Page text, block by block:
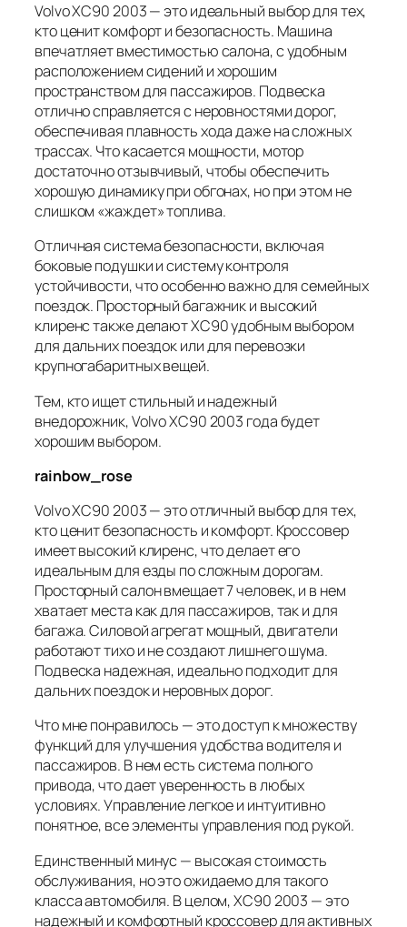
Volvo XC90 2003 — это идеальный выбор для тех,
кто ценит комфорт и безопасность. Машина
впечатляет вместимостью салона, с удобным
расположением сидений и хорошим
пространством для пассажиров. Подвеска
отлично справляется с неровностями дорог,
обеспечивая плавность хода даже на сложных
трассах. Что касается мощности, мотор
достаточно отзывчивый, чтобы обеспечить
хорошую динамику при обгонах, но при этом не
слишком «жаждет» топлива.
Отличная система безопасности, включая
боковые подушки и систему контроля
устойчивости, что особенно важно для семейных
поездок. Просторный багажник и высокий
клиренс также делают XC90 удобным выбором
для дальних поездок или для перевозки
крупногабаритных вещей.
Тем, кто ищет стильный и надежный
внедорожник, Volvo XC90 2003 года будет
хорошим выбором.
rainbow_rose
Volvo XC90 2003 — это отличный выбор для тех,
кто ценит безопасность и комфорт. Кроссовер
имеет высокий клиренс, что делает его
идеальным для езды по сложным дорогам.
Просторный салон вмещает 7 человек, и в нем
хватает места как для пассажиров, так и для
багажа. Силовой агрегат мощный, двигатели
работают тихо и не создают лишнего шума.
Подвеска надежная, идеально подходит для
дальних поездок и неровных дорог.
Что мне понравилось — это доступ к множеству
функций для улучшения удобства водителя и
пассажиров. В нем есть система полного
привода, что дает уверенность в любых
условиях. Управление легкое и интуитивно
понятное, все элементы управления под рукой.
Единственный минус — высокая стоимость
обслуживания, но это ожидаемо для такого
класса автомобиля. В целом, XC90 2003 — это
надежный и комфортный кроссовер для активных